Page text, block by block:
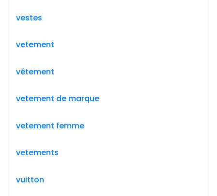
vestes
vetement
vétement
vetement de marque
vetement femme
vetements
vuitton